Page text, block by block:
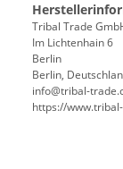
Tribal Trade
Im Lichtenhain 6
Berlin
Berlin,
info@tribal-
https://